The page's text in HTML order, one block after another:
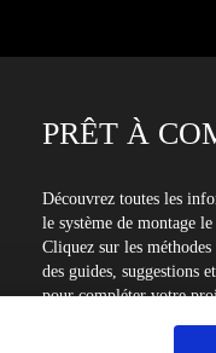
PRÊT À
Découvrez toutes les
le système de montage
Cliquez sur les
des guides, suggestions
pour compléter votre